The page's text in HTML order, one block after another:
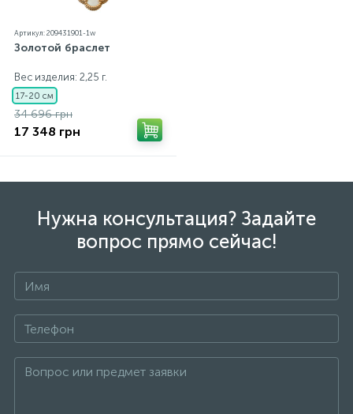
Артикул: 209431901-1w
Золотой браслет
Вес изделия: 2,25 г.
17-20 см
34 696 грн
17 348 грн
Нужна консультация? Задайте
вопрос прямо сейчас!